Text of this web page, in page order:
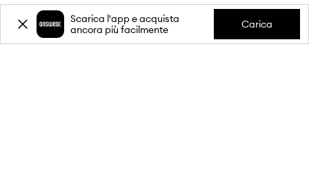
CHI SIAMO
Scarica l'app e acquista
ancora più facilmente
Carica